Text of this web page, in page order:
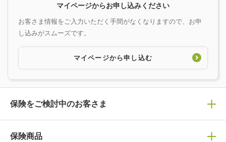
マイページからお申し込みください
お客さま情報をご入力いただく手間がなくなりますので、お申
し込みがスムーズです。
マイページから申し込む
保険をご検討中のお客さま
保険の選び方
保険商品